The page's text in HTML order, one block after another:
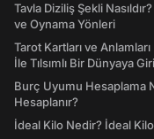
Tavla Diziliş Şekli
ve Oynama Yönleri
Tarot Kartları ve
İle Tılsımlı Bir Dünyaya
Burç Uyumu Hesaplama
Hesaplanır?
İdeal Kilo Nedir? İdeal Kilo